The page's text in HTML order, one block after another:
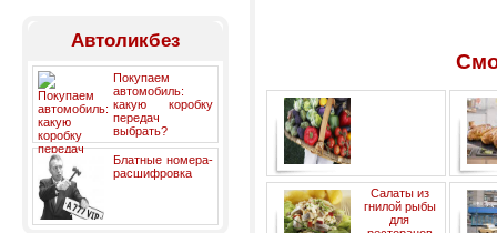
Автоликбез
Покупаем
автомобиль:
какую коробку
передач
выбрать?
Блатные номера-
расшифровка
Органические продукты не
полезнее обычных
Салаты из
гнилой рыбы
для